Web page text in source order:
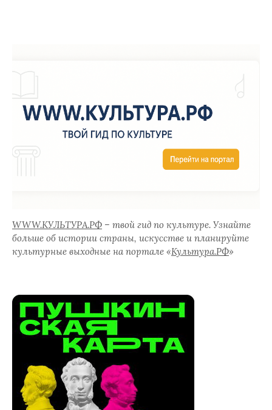
WWW.КУЛЬТУРА.РФ – твой гид по культуре. Узнайте
больше об истории страны, искусстве и планируйте
культурные выходные на портале «Культура.РФ»